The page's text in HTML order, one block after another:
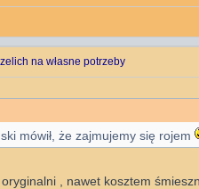
na własne potrzeby
mówił, że zajmujemy się rojem
, nawet kosztem